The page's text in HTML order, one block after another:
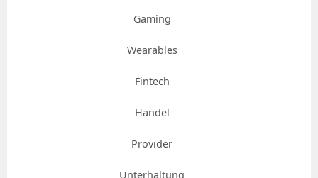
Gaming
Wearables
Fintech
Handel
Provider
Unterhaltung